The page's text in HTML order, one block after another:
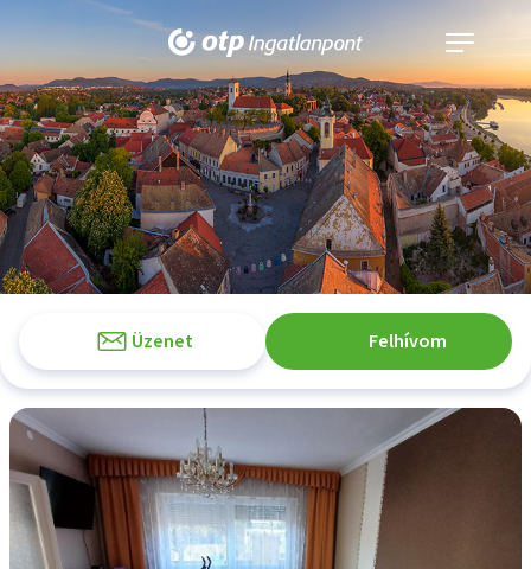
Navigáció
kinyitása
Üzenet Felhívom